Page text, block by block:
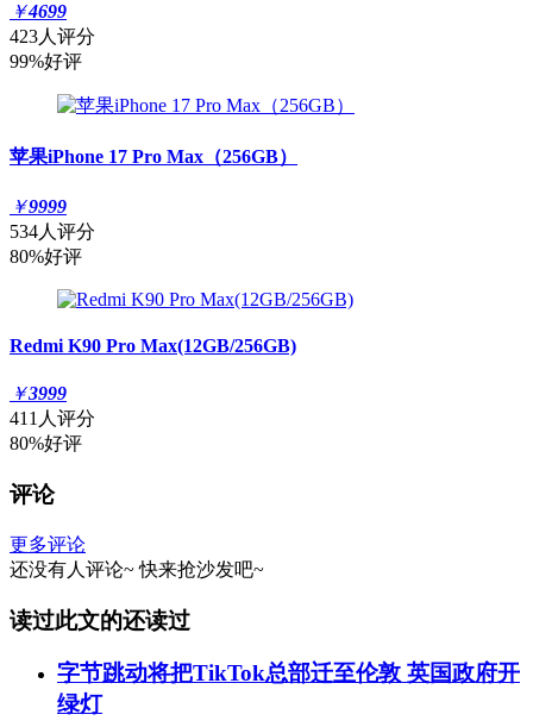
￥4699
423人评分
99%好评
苹果iPhone 17 Pro Max（256GB）
￥9999
534人评分
80%好评
Redmi K90 Pro Max(12GB/256GB)
￥3999
411人评分
80%好评
评论
更多评论
还没有人评论~ 快来抢沙发吧~
读过此文的还读过
字节跳动将把TikTok总部迁至伦敦 英国政府开
绿灯